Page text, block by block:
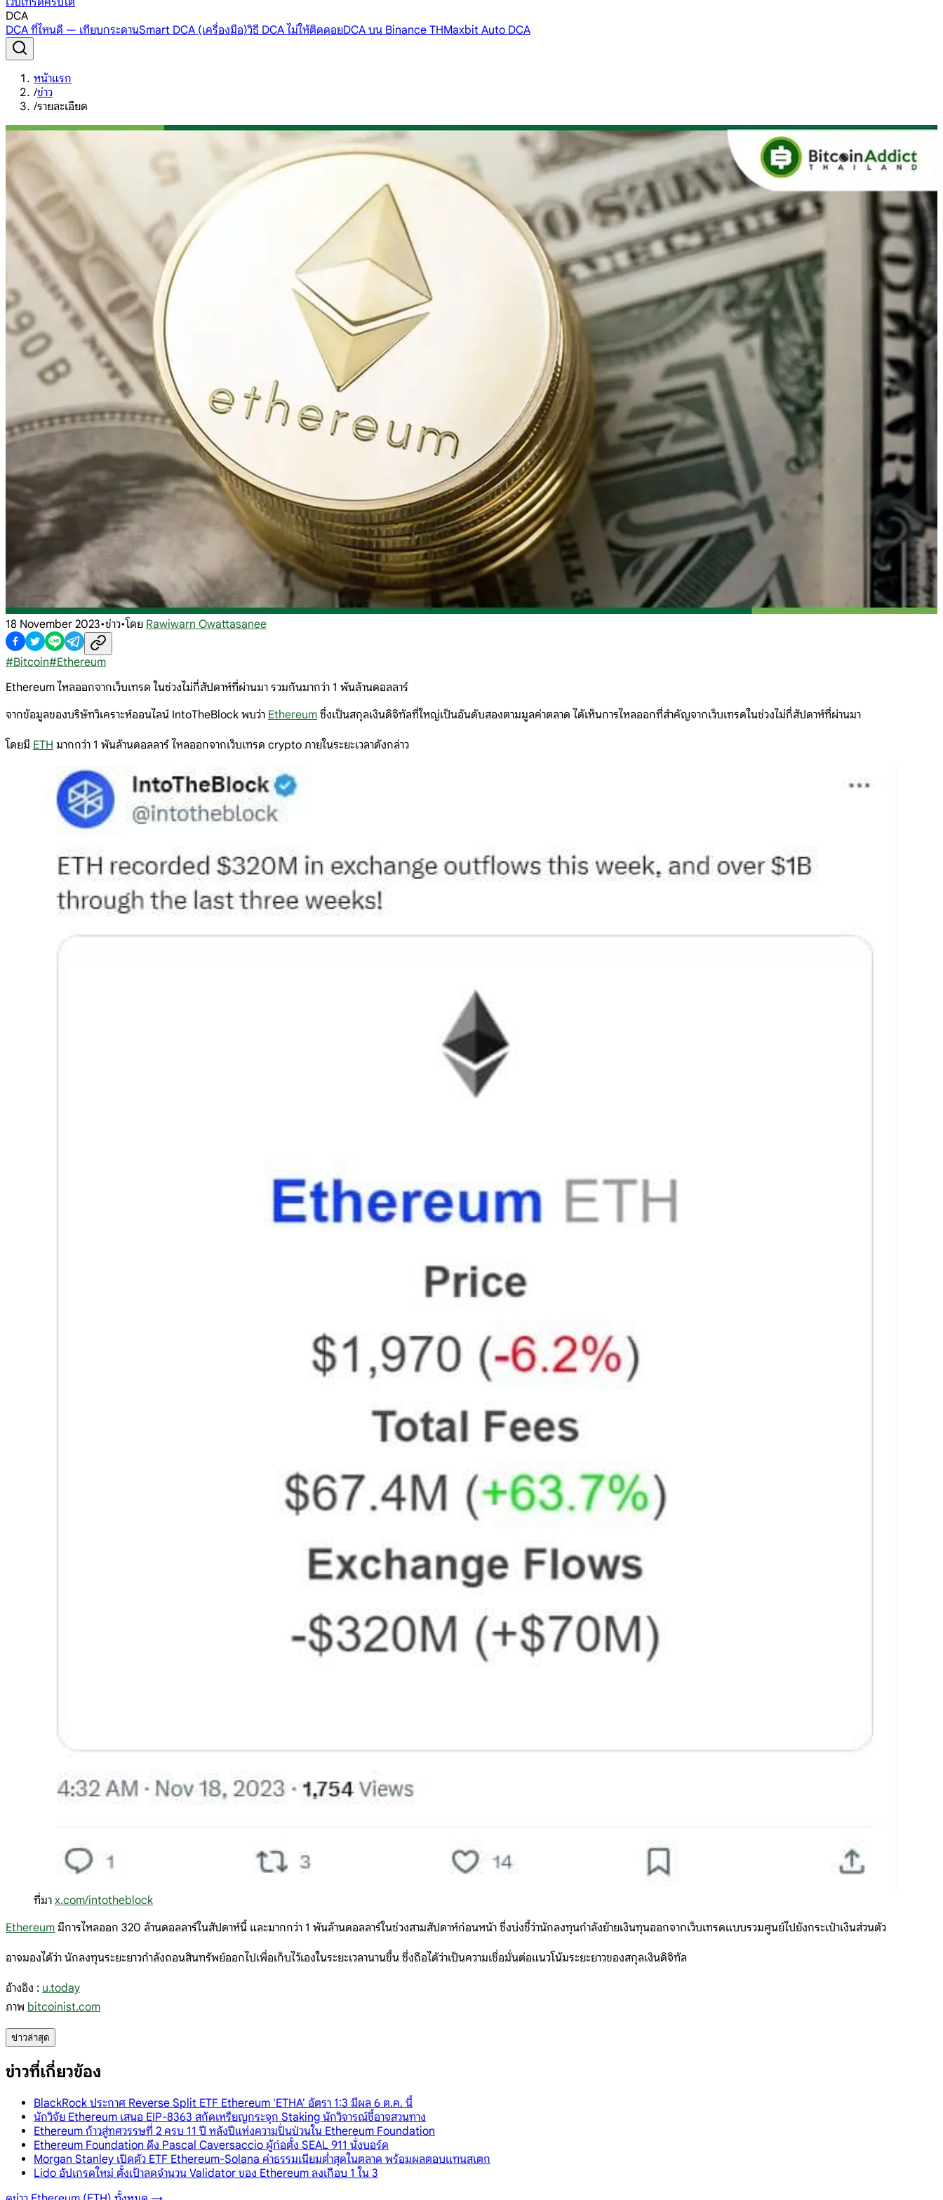
DCA
DCA ที่ไหนดี — เทียบกระดานSmart DCA (เครื่องมือ)วิธี DCA ไม่ให้ติดดอยDCA บน Binance THMaxbit Auto DCA
หน้าแรก
/ข่าว
/รายละเอียด
18 November 2023•ข่าว•โดย Rawiwarn Owattasanee
#Bitcoin#Ethereum
Ethereum ไหลออกจากเว็บเทรด ในช่วงไม่กี่สัปดาห์ที่ผ่านมา รวมกันมากว่า 1 พันล้านดอลลาร์
จากข้อมูลของบริษัทวิเคราะห์ออนไลน์ IntoTheBlock พบว่า Ethereum ซึ่งเป็นสกุลเงินดิจิทัลที่ใหญ่เป็นอันดับสองตามมูลค่าตลาด ได้เห็นการไหลออกที่สำคัญจากเว็บเทรดในช่วงไม่กี่สัปดาห์ที่ผ่านมา
โดยมี ETH มากกว่า 1 พันล้านดอลลาร์ ไหลออกจากเว็บเทรด crypto ภายในระยะเวลาดังกล่าว
ที่มา x.com/intotheblock
Ethereum มีการไหลออก 320 ล้านดอลลาร์ในสัปดาห์นี้ และมากกว่า 1 พันล้านดอลลาร์ในช่วงสามสัปดาห์ก่อนหน้า ซึ่งบ่งชี้ว่านักลงทุนกำลังย้ายเงินทุนออกจากเว็บเทรดแบบรวมศูนย์ไปยังกระเป๋าเงินส่วนตัว
อาจมองได้ว่า นักลงทุนระยะยาวกำลังถอนสินทรัพย์ออกไปเพื่อเก็บไว้เองในระยะเวลานานขึ้น ซึ่งถือได้ว่าเป็นความเชื่อมั่นต่อแนวโน้มระยะยาวของสกุลเงินดิจิทัล
อ้างอิง : u.today
ภาพ bitcoinist.com
ข่าวล่าสุด
ข่าวที่เกี่ยวข้อง
BlackRock ประกาศ Reverse Split ETF Ethereum 'ETHA' อัตรา 1:3 มีผล 6 ต.ค. นี้
นักวิจัย Ethereum เสนอ EIP-8363 สกัดเหรียญกระจุก Staking นักวิจารณ์ชี้อาจสวนทาง
Ethereum ก้าวสู่ทศวรรษที่ 2 ครบ 11 ปี หลังปีแห่งความปั่นป่วนใน Ethereum Foundation
Ethereum Foundation ดึง Pascal Caversaccio ผู้ก่อตั้ง SEAL 911 นั่งบอร์ด
Morgan Stanley เปิดตัว ETF Ethereum-Solana ค่าธรรมเนียมต่ำสุดในตลาด พร้อมผลตอบแทนสเตก
Lido อัปเกรดใหม่ ตั้งเป้าลดจำนวน Validator ของ Ethereum ลงเกือบ 1 ใน 3